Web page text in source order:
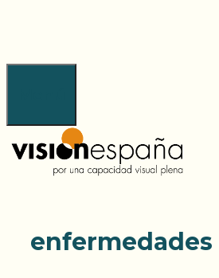
enfermedades